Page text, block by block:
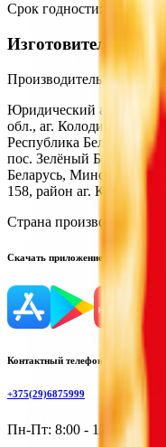
Срок годности: 9 месяцев
Изготовитель
Производитель:ООО
Юридический адрес:
обл., аг. Колодищи, ул.
Республика Беларусь,
пос. Зелёный Бор,
Беларусь, Минская
158, район аг. Колодищи
Страна производства:
Скачать приложение
Контактный телефон
+375(29)6875999
Пн-Пт: 8:00 - 17:00